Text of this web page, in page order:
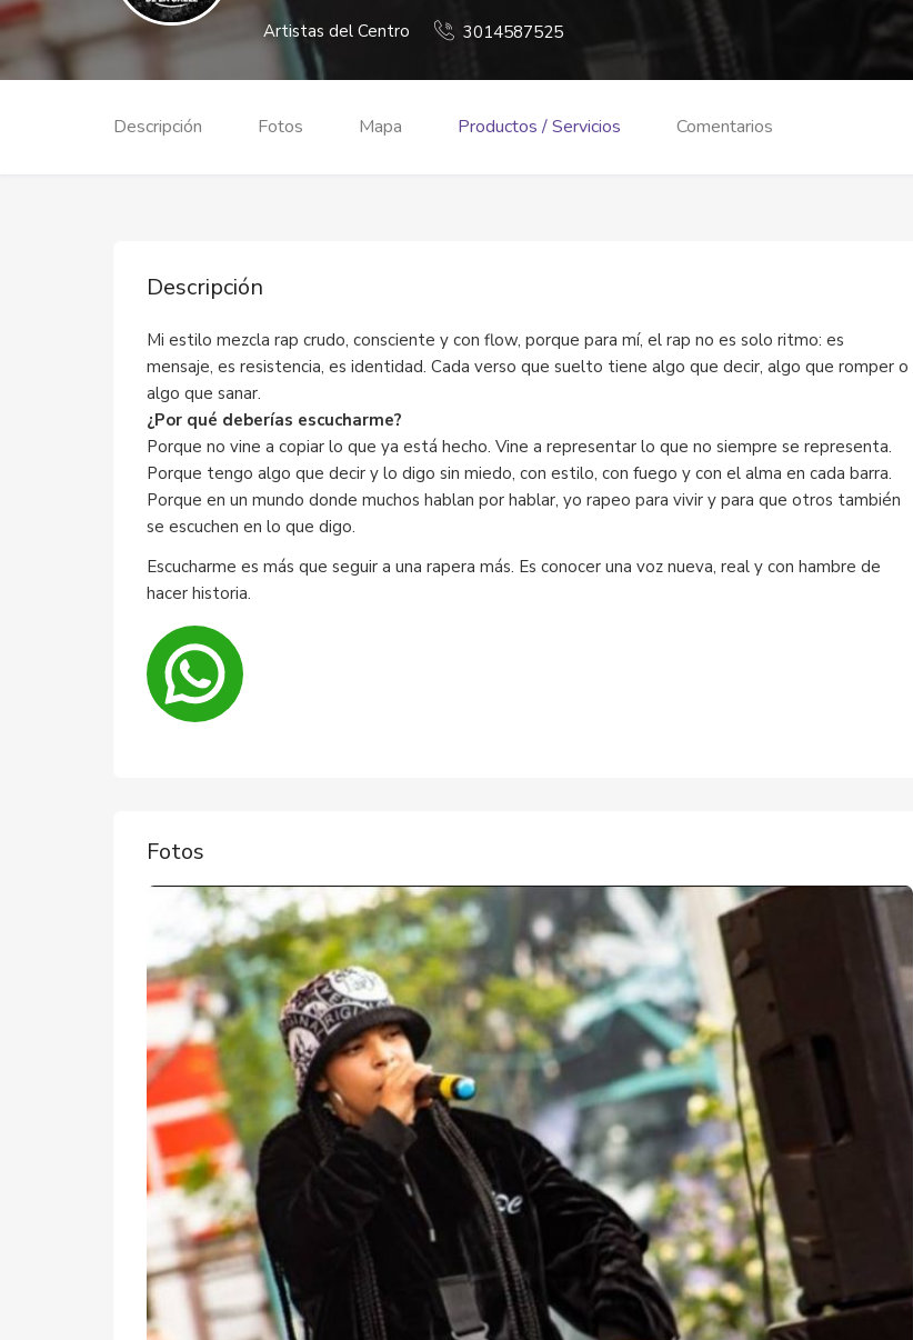
Artistas del Centro 3014587525
Descripción Fotos Mapa Productos / Servicios Comentarios
Descripción
Mi estilo mezcla rap crudo, consciente y con flow, porque para mí, el rap no es solo ritmo: es
mensaje, es resistencia, es identidad. Cada verso que suelto tiene algo que decir, algo que romper o
algo que sanar.
¿Por qué deberías escucharme?
Porque no vine a copiar lo que ya está hecho. Vine a representar lo que no siempre se representa.
Porque tengo algo que decir y lo digo sin miedo, con estilo, con fuego y con el alma en cada barra.
Porque en un mundo donde muchos hablan por hablar, yo rapeo para vivir y para que otros también
se escuchen en lo que digo.
Escucharme es más que seguir a una rapera más. Es conocer una voz nueva, real y con hambre de
hacer historia.
Fotos